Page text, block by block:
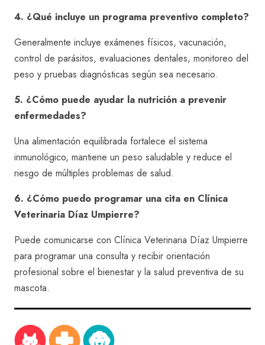
4. ¿Qué incluye un programa preventivo completo?
Generalmente incluye exámenes físicos, vacunación,
control de parásitos, evaluaciones dentales, monitoreo del
peso y pruebas diagnósticas según sea necesario.
5. ¿Cómo puede ayudar la nutrición a prevenir
enfermedades?
Una alimentación equilibrada fortalece el sistema
inmunológico, mantiene un peso saludable y reduce el
riesgo de múltiples problemas de salud.
6. ¿Cómo puedo programar una cita en Clínica
Veterinaria Díaz Umpierre?
Puede comunicarse con Clínica Veterinaria Díaz Umpierre
para programar una consulta y recibir orientación
profesional sobre el bienestar y la salud preventiva de su
mascota.